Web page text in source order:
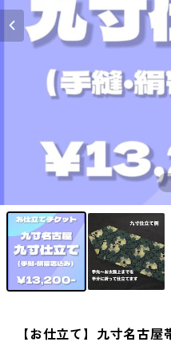
【お仕立て】九寸名古屋